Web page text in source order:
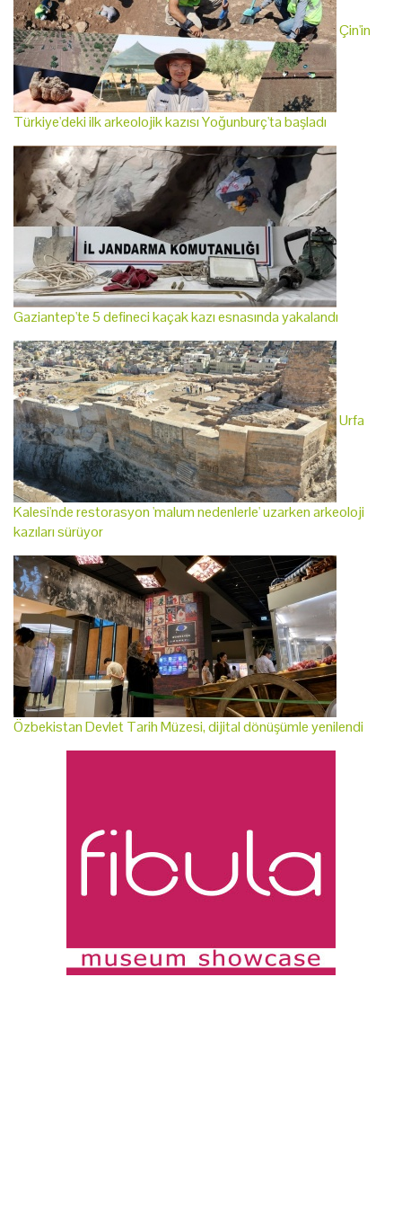
Çin'in
Türkiye'deki ilk arkeolojik kazısı Yoğunburç'ta başladı
Gaziantep'te 5 defineci kaçak kazı esnasında yakalandı
Urfa
Kalesi'nde restorasyon 'malum nedenlerle' uzarken arkeoloji
kazıları sürüyor
Özbekistan Devlet Tarih Müzesi, dijital dönüşümle yenilendi